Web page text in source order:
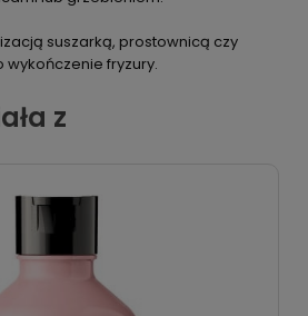
suszarką, prostownicą czy
wykończenie fryzury.
z